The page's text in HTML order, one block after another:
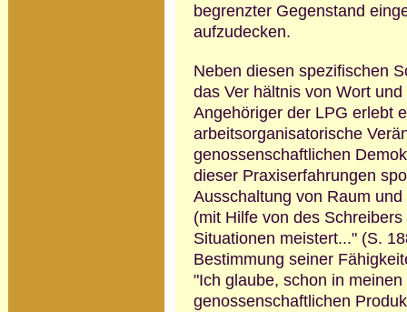
begrenzter Gegenstand
aufzudecken.
Neben diesen spezifischen
das Ver­ hältnis von Wort
Angehöriger der LPG erlebt
arbeitsorganisatorische
genossen­schaftlichen
dieser Praxiserfahrungen
Ausschaltung von Raum
(mit Hilfe von des
Situationen mei­stert..." (S.
Bestimmung seiner
"Ich glaube, schon in
genossenschaftlichen